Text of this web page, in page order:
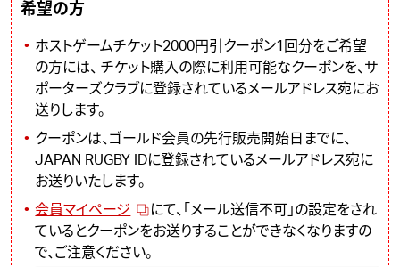
希望の方
ホストゲームチケット2000円引クーポン1回分をご希望
の方には、 チケット購入の際に利用可能なクーポンを、サ
ポーターズクラブに登録されているメールアドレス宛にお
送りします。
クーポンは、ゴールド会員の先行販売開始日までに、
JAPAN RUGBY IDに登録されているメールアドレス宛に
お送りいたします。
会員マイページ
にて、「メール送信不可」の設定をされ
ているとクーポンをお送りすることができなくなりますの
で、ご注意ください。